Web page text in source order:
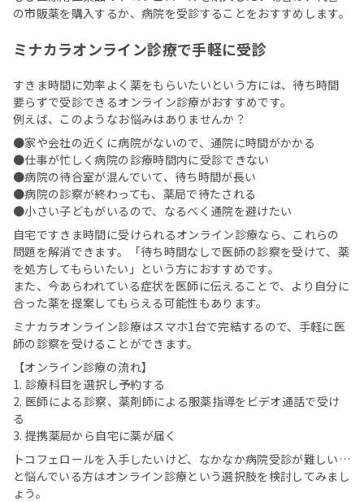
の市販薬を購入するか、病院を受診することをおすすめします。
ミナカラオンライン診療で手軽に受診
すきま時間に効率よく薬をもらいたいという方には、待ち時間
要らずで受診できるオンライン診療がおすすめです。
例えば、このようなお悩みはありませんか？
●家や会社の近くに病院がないので、通院に時間がかかる
●仕事が忙しく病院の診療時間内に受診できない
●病院の待合室が混んでいて、待ち時間が長い
●病院の診察が終わっても、薬局で待たされる
●小さい子どもがいるので、なるべく通院を避けたい
自宅ですきま時間に受けられるオンライン診療なら、これらの
問題を解消できます。「待ち時間なしで医師の診察を受けて、薬
を処方してもらいたい」という方におすすめです。
また、今あらわれている症状を医師に伝えることで、より自分に
合った薬を提案してもらえる可能性もあります。
ミナカラオンライン診療はスマホ1台で完結するので、手軽に医
師の診察を受けることができます。
【オンライン診療の流れ】
1. 診療科目を選択し予約する
2. 医師による診察、薬剤師による服薬指導をビデオ通話で受け
る
3. 提携薬局から自宅に薬が届く
トコフェロールを入手したいけど、なかなか病院受診が難しい…
と悩んでいる方はオンライン診療という選択肢を検討してみまし
ょう。